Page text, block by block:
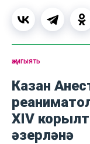
җәмгыять
Казан
XIV
әзерләнә